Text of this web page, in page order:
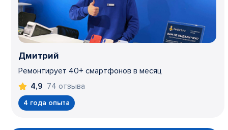
Дмитрий
Ремонтирует 40+ смартфонов в месяц
4,9 74 отзыва
4 года опыта